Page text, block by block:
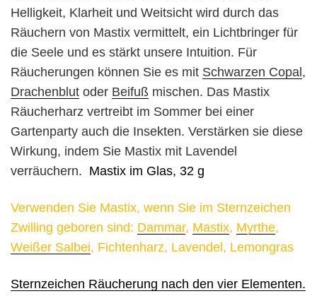
Helligkeit, Klarheit und Weitsicht wird durch das
Räuchern von Mastix vermittelt, ein Lichtbringer für
die Seele und es stärkt unsere Intuition. Für
Räucherungen können Sie es mit Schwarzen Copal,
Drachenblut oder Beifuß mischen. Das Mastix
Räucherharz vertreibt im Sommer bei einer
Gartenparty auch die Insekten. Verstärken sie diese
Wirkung, indem Sie Mastix mit Lavendel
verräuchern. Mastix im Glas, 32 g
Verwenden Sie Mastix, wenn Sie im Sternzeichen
Zwilling geboren sind: Dammar, Mastix, Myrthe,
Weißer Salbei, Fichtenharz, Lavendel, Lemongras
Sternzeichen Räucherung nach den vier Elementen.